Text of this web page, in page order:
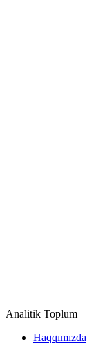
Analitik Toplum
Haqqımızda